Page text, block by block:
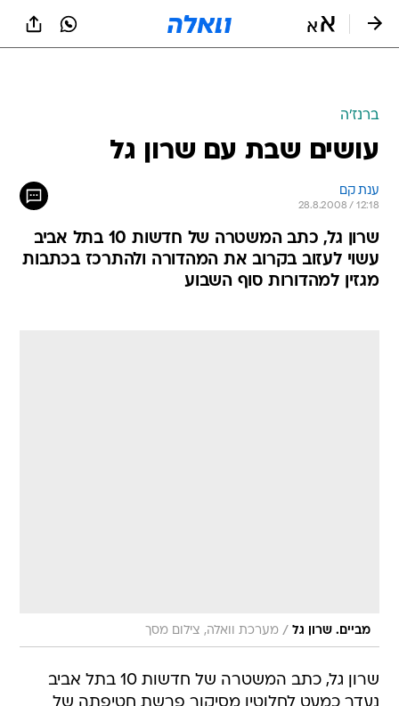
ברנז'ה
עושים שבת עם שרון גל
ענת קם
28.8.2008 / 12:18
שרון גל, כתב המשטרה של חדשות 10 בתל אביב
עשוי לעזוב בקרוב את המהדורה ולהתרכז בכתבות
מגזין למהדורות סוף השבוע
מביים. שרון גל / מערכת וואלה, צילום מסך
שרון גל, כתב המשטרה של חדשות 10 בתל אביב